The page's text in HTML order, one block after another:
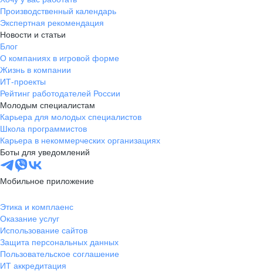
Производственный календарь
Экспертная рекомендация
Новости и статьи
Блог
О компаниях в игровой форме
Жизнь в компании
ИТ-проекты
Рейтинг работодателей России
Молодым специалистам
Карьера для молодых специалистов
Школа программистов
Карьера в некоммерческих организациях
Боты для уведомлений
Мобильное приложение
Этика и комплаенс
Оказание услуг
Использование сайтов
Защита персональных данных
Пользовательское соглашение
ИТ аккредитация